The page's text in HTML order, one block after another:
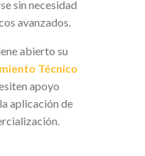
sin necesidad
avanzados.
abierto su
Técnico
apoyo
aplicación de